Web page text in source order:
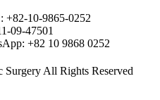
+82-10-9865-0252
09-47501
+82 10 9868 0252
All Rights Reserved